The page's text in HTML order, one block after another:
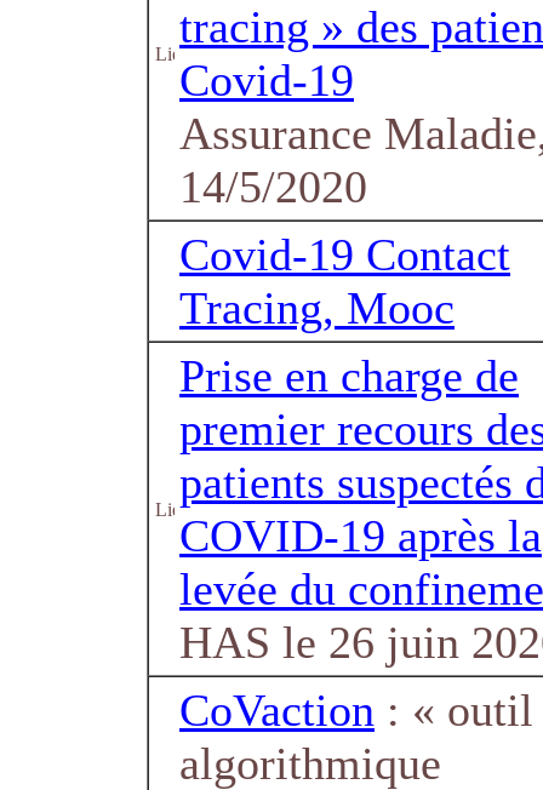
tracing » des
Covid-19
Assurance
14/5/2020
Covid-19 Contact
Tracing, Mooc
Prise en charge de
premier recours
patients suspectés
COVID-19 après la
levée du
HAS le 26 juin
CoVaction : « outil
algorithmique